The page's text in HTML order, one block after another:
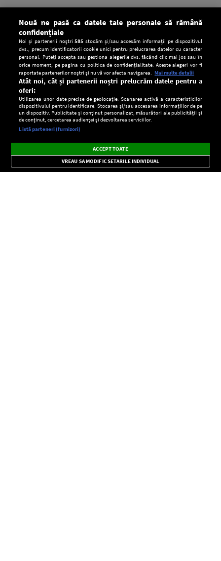
CONFIDENŢIALITATE
Setări:
Dark
Mode
Radio live, podcasturi, știri și alerte
importante.
×
Nouă ne pasă ca datele tale personale să rămână
confidențiale
Noi și partenerii noștri585 stocăm și/sau accesăm informații pe dispozitivul
dvs., precum identificatorii cookie unici pentru prelucrarea datelor cu caracter
personal. Puteți accepta sau gestiona alegerile dvs. făcând clic mai jos sau în
orice moment, pe pagina cu politica de confidențialitate. Aceste alegeri vor fi
raportate partenerilor noștri și nu vă vor afecta navigarea. Mai multe detalii
Atât noi, cât și partenerii noștri prelucrăm datele pentru a
oferi:
Utilizarea unor date precise de geolocație. Scanarea activă a caracteristicilor
dispozitivului pentru identificare. Stocarea și/sau accesarea informațiilor de pe
un dispozitiv. Publicitate și conținut personalizat, măsurători ale publicității și
de conținut, cercetarea audienței și dezvoltarea serviciilor.
Listă parteneri (furnizori)
ACCEPT TOATE
VREAU SA MODIFIC SETARILE INDIVIDUAL